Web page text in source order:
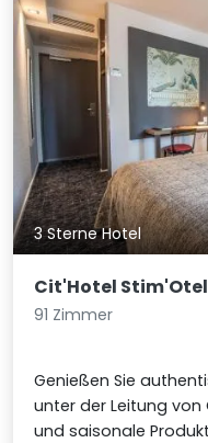
3 Sterne Hotel
Cit'Hotel Stim'Otel
91 Zimmer
Genießen Sie
unter der Leitung von
und saisonale